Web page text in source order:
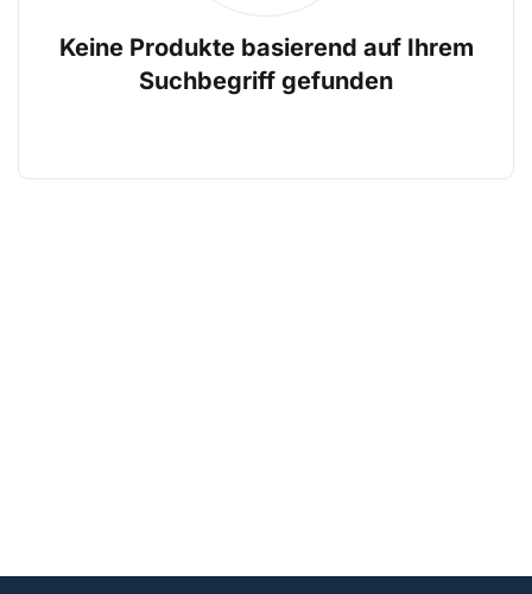
Keine Produkte basierend auf Ihrem
Suchbegriff gefunden